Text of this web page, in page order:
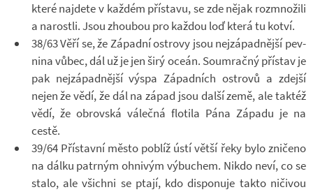
které na­jdete v kaž­dém pří­stavu, se zde nějak roz­mno­žili
a na­rostli. Jsou zhou­bou pro kaž­dou loď která tu kotví.
38/63 Věří se, že Zá­padní os­t­rovy jsou nej­zá­pad­nější pev­
nina vůbec, dál už je jen širý oceán. Sou­mračný pří­stav je
pak nej­zá­pad­nější výspa Zá­pad­ních os­t­rovů a zdejší
nejen že vědí, že dál na západ jsou další země, ale tak­též
vědí, že ob­rov­ská vá­lečná flo­tila Pána Zá­padu je na
cestě.
39/64 Pří­stavní město po­blíž ústí větší řeky bylo zni­čeno
na dálku pa­tr­ným oh­ni­vým vý­bu­chem. Nikdo neví, co se
stalo, ale všichni se ptají, kdo dis­po­nuje takto ni­či­vou